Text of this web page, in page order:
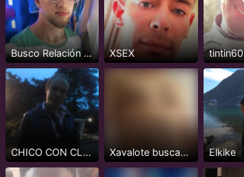
Busco Relación Seria y Estable XSEX tintin60
CHICO CON CLASE Xavalote buscando que me la coman Elkike